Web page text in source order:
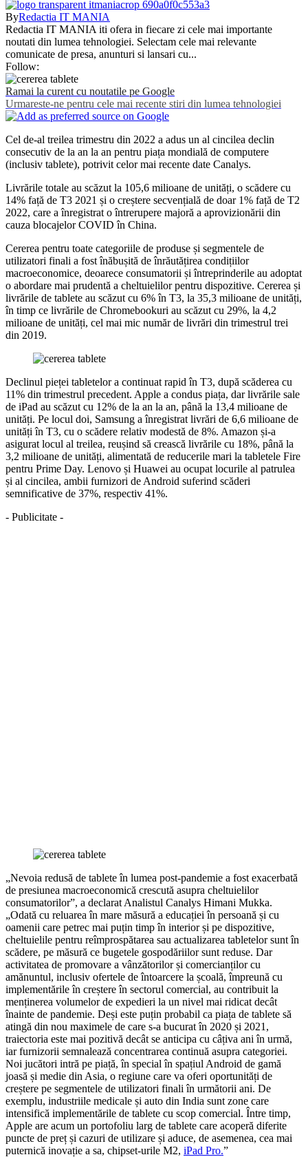
ByRedactia IT MANIA
Redactia IT MANIA iti ofera in fiecare zi cele mai importante
noutati din lumea tehnologiei. Selectam cele mai relevante
comunicate de presa, anunturi si lansari cu...
Follow:
Ramai la curent cu noutatile pe Google
Urmareste-ne pentru cele mai recente stiri din lumea tehnologiei
Cel de-al treilea trimestru din 2022 a adus un al cincilea declin
consecutiv de la an la an pentru piața mondială de computere
(inclusiv tablete), potrivit celor mai recente date Canalys.
Livrările totale au scăzut la 105,6 milioane de unități, o scădere cu
14% față de T3 2021 și o creștere secvențială de doar 1% față de T2
2022, care a înregistrat o întrerupere majoră a aprovizionării din
cauza blocajelor COVID în China.
Cererea pentru toate categoriile de produse și segmentele de
utilizatori finali a fost înăbușită de înrăutățirea condițiilor
macroeconomice, deoarece consumatorii și întreprinderile au adoptat
o abordare mai prudentă a cheltuielilor pentru dispozitive. Cererea și
livrările de tablete au scăzut cu 6% în T3, la 35,3 milioane de unități,
în timp ce livrările de Chromebookuri au scăzut cu 29%, la 4,2
milioane de unități, cel mai mic număr de livrări din trimestrul trei
din 2019.
Declinul pieței tabletelor a continuat rapid în T3, după scăderea cu
11% din trimestrul precedent. Apple a condus piața, dar livrările sale
de iPad au scăzut cu 12% de la an la an, până la 13,4 milioane de
unități. Pe locul doi, Samsung a înregistrat livrări de 6,6 milioane de
unități în T3, cu o scădere relativ modestă de 8%. Amazon și-a
asigurat locul al treilea, reușind să crească livrările cu 18%, până la
3,2 milioane de unități, alimentată de reducerile mari la tabletele Fire
pentru Prime Day. Lenovo și Huawei au ocupat locurile al patrulea
și al cincilea, ambii furnizori de Android suferind scăderi
semnificative de 37%, respectiv 41%.
- Publicitate -
„Nevoia redusă de tablete în lumea post-pandemie a fost exacerbată
de presiunea macroeconomică crescută asupra cheltuielilor
consumatorilor”, a declarat Analistul Canalys Himani Mukka.
„Odată cu reluarea în mare măsură a educației în persoană și cu
oamenii care petrec mai puțin timp în interior și pe dispozitive,
cheltuielile pentru reîmprospătarea sau actualizarea tabletelor sunt în
scădere, pe măsură ce bugetele gospodăriilor sunt reduse. Dar
activitatea de promovare a vânzătorilor și comercianților cu
amănuntul, inclusiv ofertele de întoarcere la școală, împreună cu
implementările în creștere în sectorul comercial, au contribuit la
menținerea volumelor de expedieri la un nivel mai ridicat decât
înainte de pandemie. Deși este puțin probabil ca piața de tablete să
atingă din nou maximele de care s-a bucurat în 2020 și 2021,
traiectoria este mai pozitivă decât se anticipa cu câțiva ani în urmă,
iar furnizorii semnalează concentrarea continuă asupra categoriei.
Noi jucători intră pe piață, în special în spațiul Android de gamă
joasă și medie din Asia, o regiune care va oferi oportunități de
creștere pe segmentele de utilizatori finali în următorii ani. De
exemplu, industriile medicale și auto din India sunt zone care
intensifică implementările de tablete cu scop comercial. Între timp,
Apple are acum un portofoliu larg de tablete care acoperă diferite
puncte de preț și cazuri de utilizare și aduce, de asemenea, cea mai
puternică inovație a sa, chipset-urile M2, iPad Pro.”